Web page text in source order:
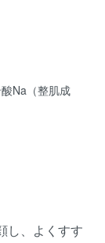
Na（整肌成
し、よくすす